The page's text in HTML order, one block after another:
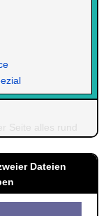
Seite alles rund um
Dateien